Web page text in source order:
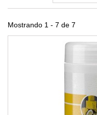
Mostrando 1 - 7 de 7